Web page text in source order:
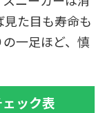
た目も寿命も
一足ほど、慎
ック表